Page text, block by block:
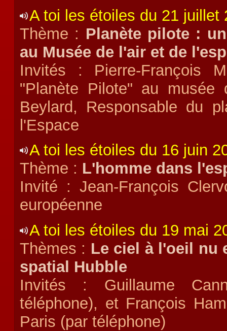
A toi les étoiles du 21 juillet
Thème : Planète pilote :
au Musée de l'air et de
Invités : Pierre-François
"Planète Pilote" au
Beylard, Responsable du
l'Espace
A toi les étoiles du 16 juin
Thème : L'homme dans
Invité : Jean-François
européenne
A toi les étoiles du 19 mai
Thèmes : Le ciel à l'oeil nu
spatial Hubble
Invités : Guillaume
téléphone), et François
Paris (par téléphone)